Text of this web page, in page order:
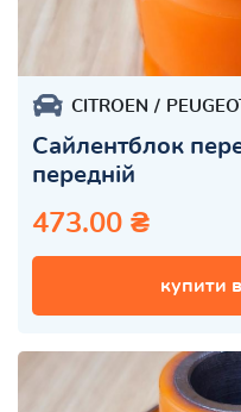
CITROEN
Сайлентблок
передній
473.00 ₴
купити